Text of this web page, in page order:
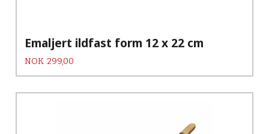
Emaljert ildfast form 12 x 22 cm
Pris
NOK 299,00